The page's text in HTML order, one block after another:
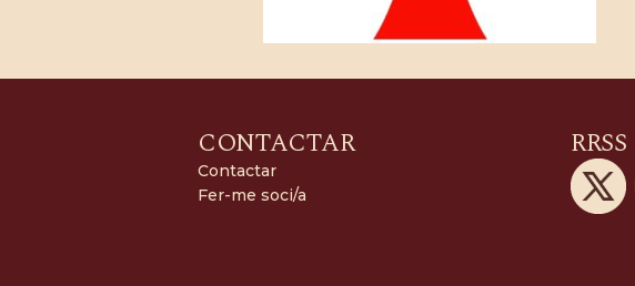
CONTACTAR
Contactar
Fer-me soci/a
RRSS